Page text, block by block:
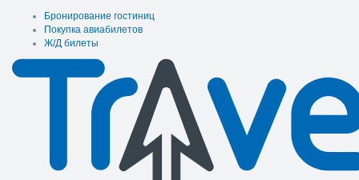
Бронирование гостиниц
Покупка авиабилетов
Ж/Д билеты